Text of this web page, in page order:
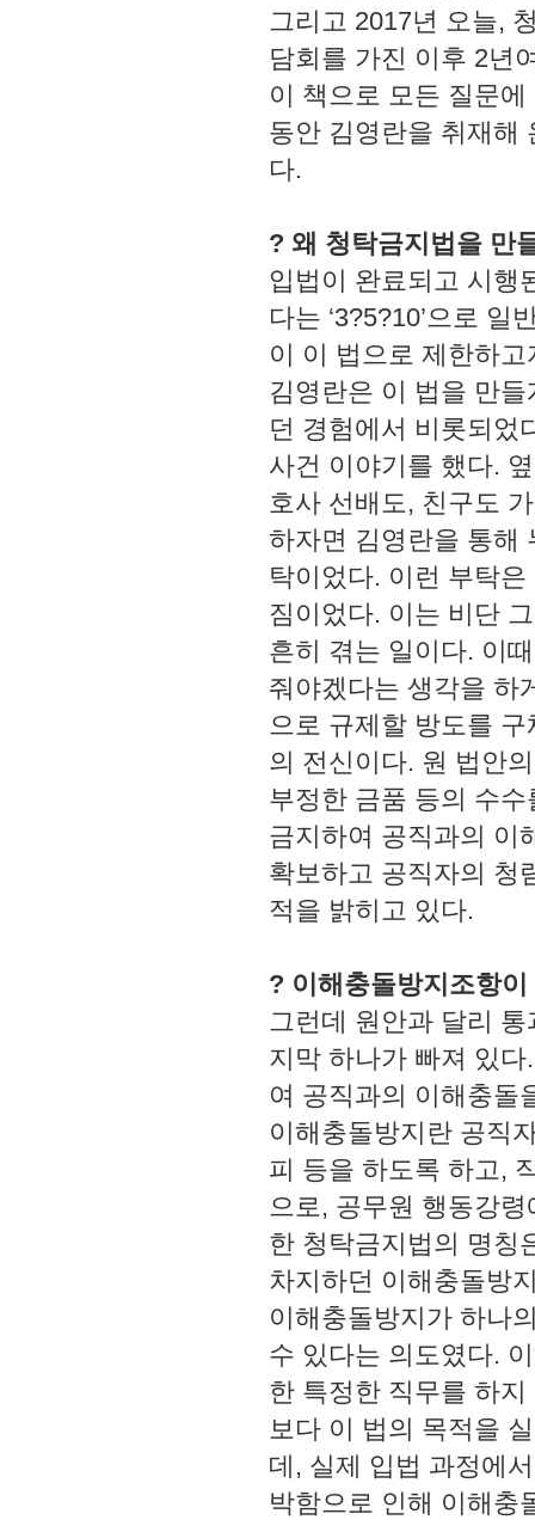
그리고 2017년 오늘,
담회를 가진 이후 2년
이 책으로 모든 질문
동안 김영란을 취재해
다.
? 왜 청탁금지법을 만
입법이 완료되고 시행
다는 ‘3?5?10’으로
이 이 법으로 제한하
김영란은 이 법을 만
던 경험에서 비롯되었
사건 이야기를 했다.
호사 선배도, 친구도
하자면 김영란을 통해
탁이었다. 이런 부탁
짐이었다. 이는 비단
흔히 겪는 일이다. 이
줘야겠다는 생각을 하
으로 규제할 방도를
의 전신이다. 원 법안
부정한 금품 등의 수
금지하여 공직과의 이
확보하고 공직자의 청
적을 밝히고 있다.
? 이해충돌방지조항
그런데 원안과 달리
지막 하나가 빠져 있
여 공직과의 이해충돌
이해충돌방지란 공직
피 등을 하도록 하고,
으로, 공무원 행동강
한 청탁금지법의 명칭
차지하던 이해충돌방
이해충돌방지가 하나
수 있다는 의도였다.
한 특정한 직무를 하
보다 이 법의 목적을
데, 실제 입법 과정에
박함으로 인해 이해충